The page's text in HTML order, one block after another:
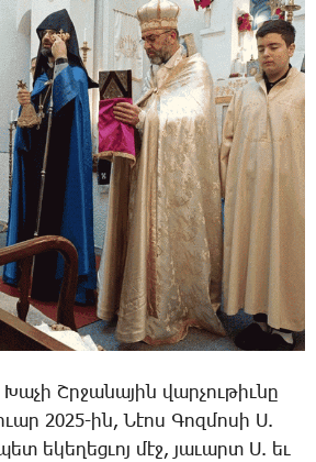
Շր­ջա­նա­յին վար­չու­թիւ­նը
2025-ին, ­­Նէոս ­­Գոզ­մո­սի Ս.
ե­կե­ղեց­ւոյ մէջ, յա­ւարտ Ս. եւ